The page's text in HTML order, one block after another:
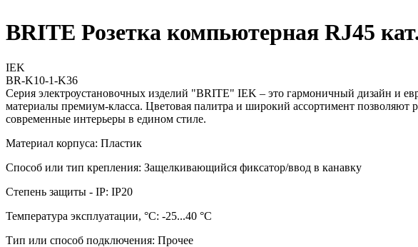
BRITE Розетка компьютерная RJ45
IEK
BR-K10-1-K36
Серия электроустановочных изделий "BRITE" IEK – это гармоничный дизайн и
материалы премиум-класса. Цветовая палитра и широкий ассортимент
современные интерьеры в едином стиле.
Материал корпуса: Пластик
Способ или тип крепления: Защелкивающийся фиксатор/ввод в канавку
Степень защиты - IP: IP20
Температура эксплуатации, °C: -25...40 °C
Тип или способ подключения: Прочее